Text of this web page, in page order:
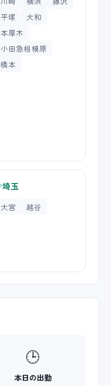
平塚
大和
本厚木
小田急相模原
橋本
埼玉
大宮 越谷
🕒
本日の出勤